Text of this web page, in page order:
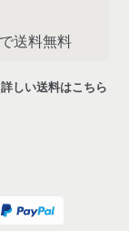
送料無料
詳しい送料はこちら